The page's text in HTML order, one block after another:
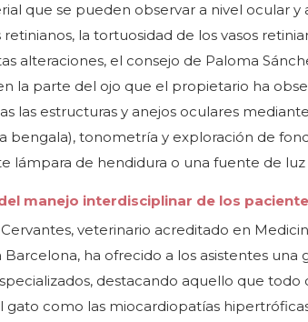
que se pueden observar a nivel ocular
la tortuosidad de los vasos
alteraciones, el consejo de Paloma
la parte del ojo que el propietario ha
las estructuras y anejos oculares
bengala), tonometría y exploración de
lámpara de hendidura o una fuente de luz
manejo interdisciplinar de los
veterinario acreditado en
Barcelona, ha ofrecido a los asistentes
destacando aquello que
como las miocardiopatías